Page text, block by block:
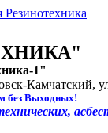
1"
Камчатский,
без Выходных!